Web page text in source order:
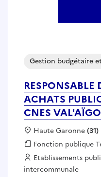
RESPONSABLE
ACHATS
CNES VAL'AÏGO
Gestion budgétaire
Localisation :
Haute Garonne(31)
Fonction publique :
Fonction publique
Employeur :
Etablissements
intercommunale